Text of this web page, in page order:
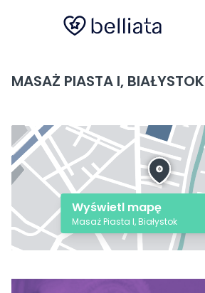
MASAŻ PIASTA I, BIAŁYSTOK
Wyświetl mapę
Masaż Piasta I, Białystok